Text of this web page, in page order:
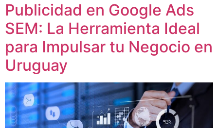
Publicidad en Google Ads
SEM: La Herramienta Ideal
para Impulsar tu Negocio en
Uruguay